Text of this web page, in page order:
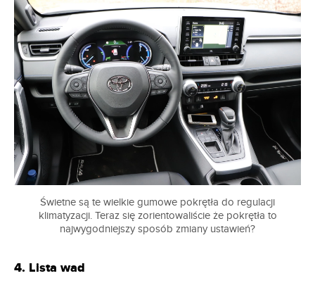
Świetne są te wielkie gumowe pokrętła do regulacji
klimatyzacji. Teraz się zorientowaliście że pokrętła to
najwygodniejszy sposób zmiany ustawień?
4. Lista wad